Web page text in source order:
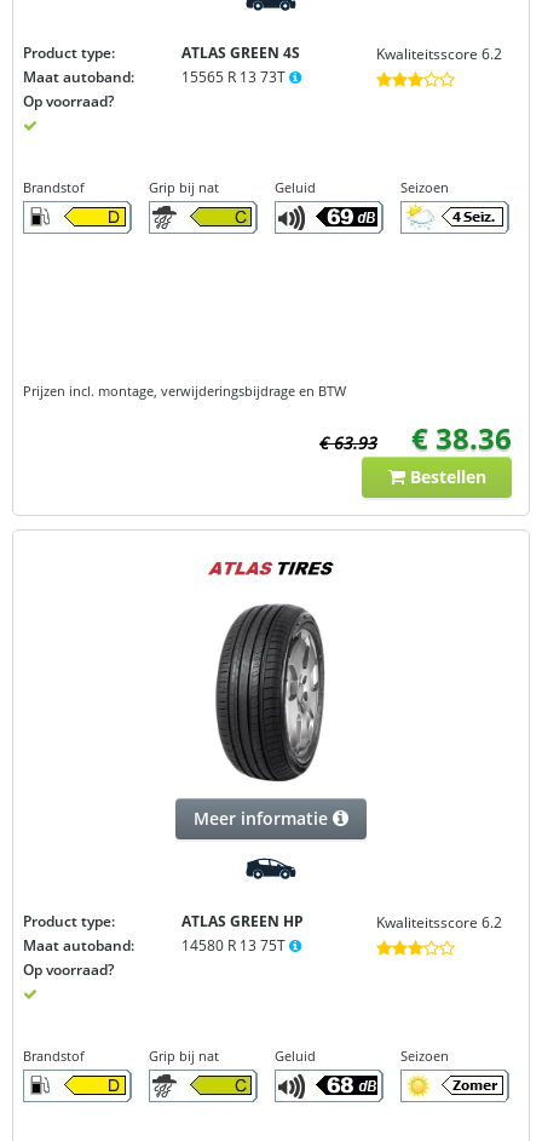
Product type:
ATLAS GREEN 4S
Maat autoband:
15565 R 13 73T
Op voorraad?
Kwaliteitsscore 6.2
Brandstof Grip bij nat Geluid Seizoen
Prijzen incl. montage, verwijderingsbijdrage en BTW
€ 63.93 € 38.36
Bestellen
Meer informatie
Product type: ATLAS GREEN HP
Maat autoband:
14580 R 13 75T
Op voorraad?
Kwaliteitsscore 6.2
Brandstof Grip bij nat Geluid Seizoen